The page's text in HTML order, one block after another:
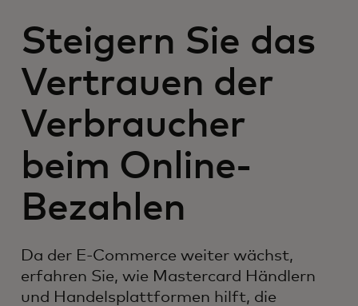
Steigern Sie das
Vertrauen der
Verbraucher
beim Online-
Bezahlen
Da der E-Commerce weiter wächst,
erfahren Sie, wie Mastercard Händlern
und Handelsplattformen hilft, die